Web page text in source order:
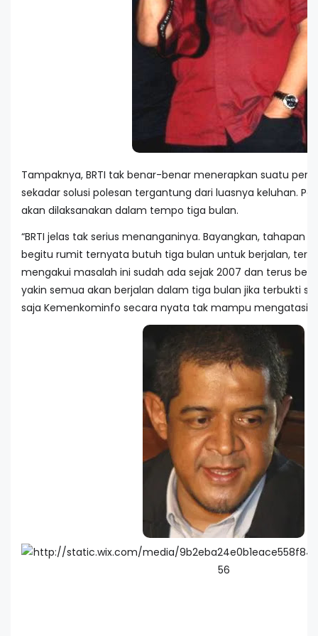
Tampaknya, BRTI tak benar-benar menerapkan suatu
sekadar solusi polesan tergantung dari luasnya keluhan.
akan dilaksanakan dalam tempo tiga bulan.
“BRTI jelas tak serius menanganinya. Bayangkan, tahapan
begitu rumit ternyata butuh tiga bulan untuk berjalan,
mengakui masalah ini sudah ada sejak 2007 dan terus
yakin semua akan berjalan dalam tiga bulan jika terbukti
saja Kemenkominfo secara nyata tak mampu mengatasi